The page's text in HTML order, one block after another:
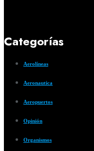
Categorías
Aerolíneas
Aeronautica
Aeropuertos
Opinión
Organismos